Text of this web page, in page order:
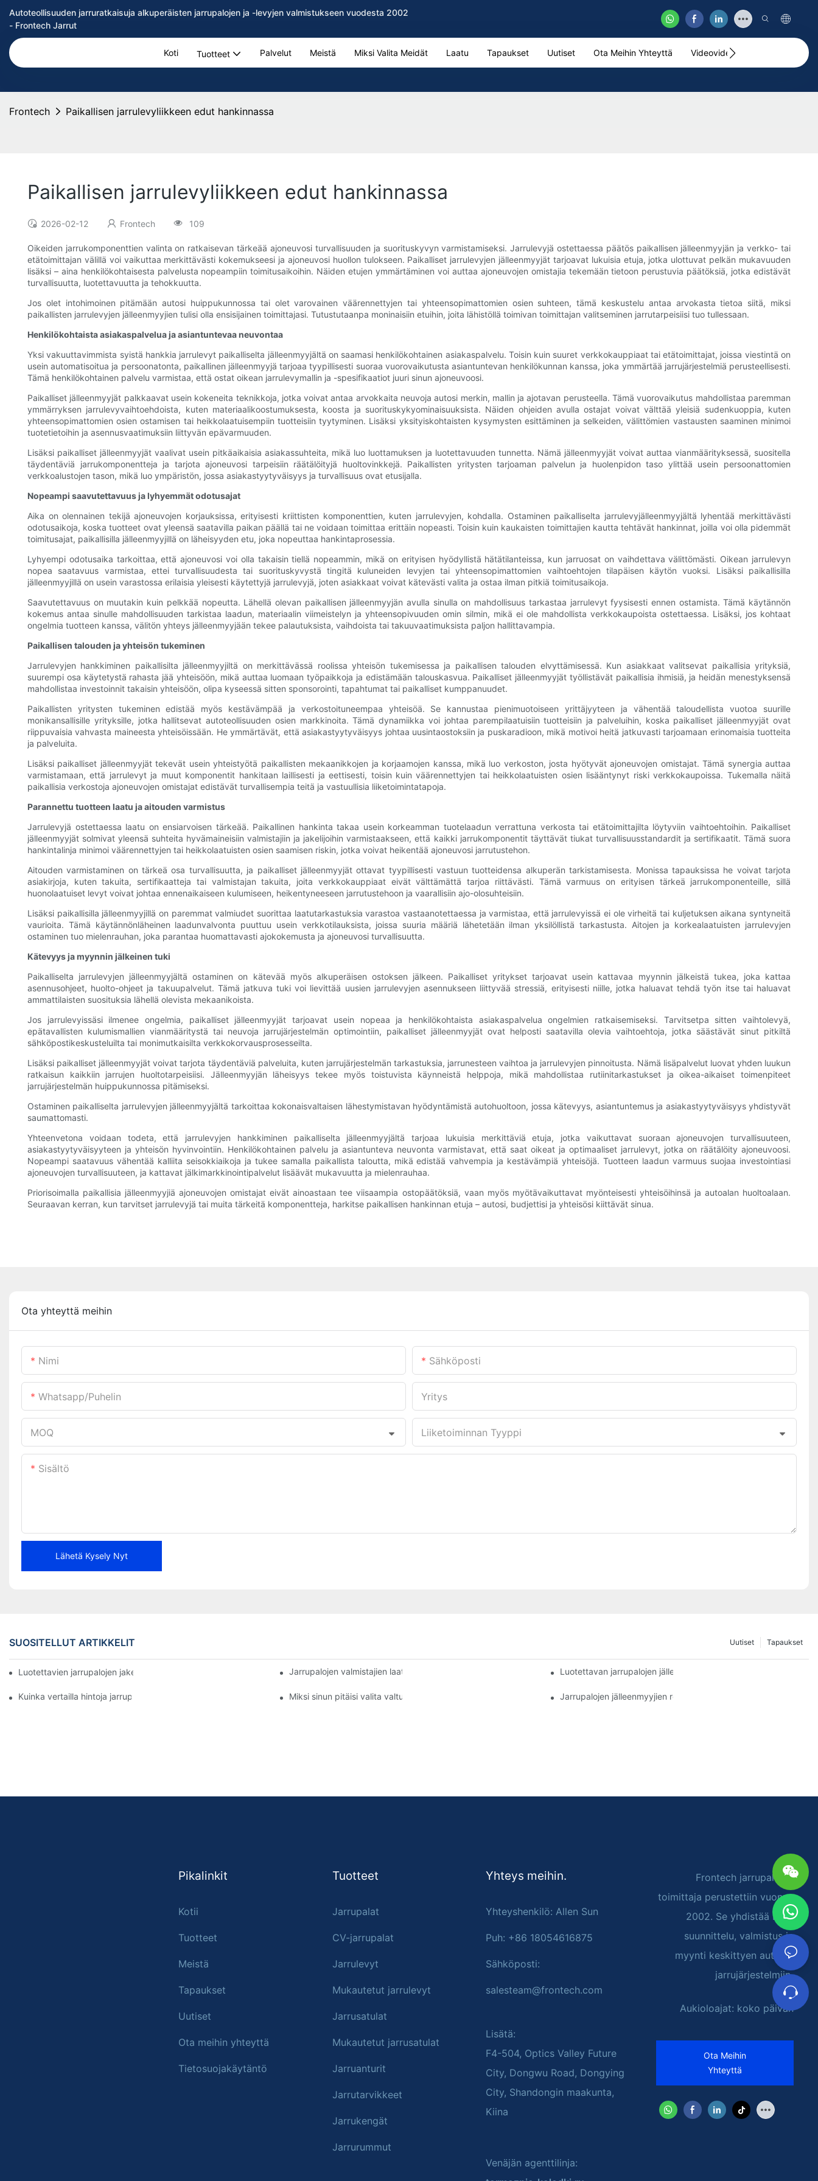
Autoteollisuuden jarruratkaisuja alkuperäisten jarrupalojen ja -levyjen valmistukseen vuodesta 2002
- Frontech Jarrut
Koti Tuotteet Palvelut Meistä Miksi Valita Meidät Laatu Tapaukset Uutiset Ota Meihin Yhteyttä Videovideo
Frontech Paikallisen jarrulevyliikkeen edut hankinnassa
Paikallisen jarrulevyliikkeen edut hankinnassa
2026-02-12 Frontech 109
Oikeiden jarrukomponenttien valinta on ratkaisevan tärkeää ajoneuvosi turvallisuuden ja suorituskyvyn varmistamiseksi. Jarrulevyjä ostettaessa päätös paikallisen jälleenmyyjän ja verkko- tai
etätoimittajan välillä voi vaikuttaa merkittävästi kokemukseesi ja ajoneuvosi huollon tulokseen. Paikalliset jarrulevyjen jälleenmyyjät tarjoavat lukuisia etuja, jotka ulottuvat pelkän mukavuuden
lisäksi – aina henkilökohtaisesta palvelusta nopeampiin toimitusaikoihin. Näiden etujen ymmärtäminen voi auttaa ajoneuvojen omistajia tekemään tietoon perustuvia päätöksiä, jotka edistävät
turvallisuutta, luotettavuutta ja tehokkuutta.
Jos olet intohimoinen pitämään autosi huippukunnossa tai olet varovainen väärennettyjen tai yhteensopimattomien osien suhteen, tämä keskustelu antaa arvokasta tietoa siitä, miksi
paikallisten jarrulevyjen jälleenmyyjien tulisi olla ensisijainen toimittajasi. Tutustutaanpa moninaisiin etuihin, joita lähistöllä toimivan toimittajan valitseminen jarrutarpeisiisi tuo tullessaan.
Henkilökohtaista asiakaspalvelua ja asiantuntevaa neuvontaa
Yksi vakuuttavimmista syistä hankkia jarrulevyt paikalliselta jälleenmyyjältä on saamasi henkilökohtainen asiakaspalvelu. Toisin kuin suuret verkkokauppiaat tai etätoimittajat, joissa viestintä on
usein automatisoitua ja persoonatonta, paikallinen jälleenmyyjä tarjoaa tyypillisesti suoraa vuorovaikutusta asiantuntevan henkilökunnan kanssa, joka ymmärtää jarrujärjestelmiä perusteellisesti.
Tämä henkilökohtainen palvelu varmistaa, että ostat oikean jarrulevymallin ja -spesifikaatiot juuri sinun ajoneuvoosi.
Paikalliset jälleenmyyjät palkkaavat usein kokeneita teknikkoja, jotka voivat antaa arvokkaita neuvoja autosi merkin, mallin ja ajotavan perusteella. Tämä vuorovaikutus mahdollistaa paremman
ymmärryksen jarrulevyvaihtoehdoista, kuten materiaalikoostumuksesta, koosta ja suorituskykyominaisuuksista. Näiden ohjeiden avulla ostajat voivat välttää yleisiä sudenkuoppia, kuten
yhteensopimattomien osien ostamisen tai heikkolaatuisempiin tuotteisiin tyytyminen. Lisäksi yksityiskohtaisten kysymysten esittäminen ja selkeiden, välittömien vastausten saaminen minimoi
tuotetietoihin ja asennusvaatimuksiin liittyvän epävarmuuden.
Lisäksi paikalliset jälleenmyyjät vaalivat usein pitkäaikaisia ​​asiakassuhteita, mikä luo luottamuksen ja luotettavuuden tunnetta. Nämä jälleenmyyjät voivat auttaa vianmäärityksessä, suositella
täydentäviä jarrukomponentteja ja tarjota ajoneuvosi tarpeisiin räätälöityjä huoltovinkkejä. Paikallisten yritysten tarjoaman palvelun ja huolenpidon taso ylittää usein persoonattomien
verkkoalustojen tason, mikä luo ympäristön, jossa asiakastyytyväisyys ja turvallisuus ovat etusijalla.
Nopeampi saavutettavuus ja lyhyemmät odotusajat
Aika on olennainen tekijä ajoneuvojen korjauksissa, erityisesti kriittisten komponenttien, kuten jarrulevyjen, kohdalla. Ostaminen paikalliselta jarrulevyjälleenmyyjältä lyhentää merkittävästi
odotusaikoja, koska tuotteet ovat yleensä saatavilla paikan päällä tai ne voidaan toimittaa erittäin nopeasti. Toisin kuin kaukaisten toimittajien kautta tehtävät hankinnat, joilla voi olla pidemmät
toimitusajat, paikallisilla jälleenmyyjillä on läheisyyden etu, joka nopeuttaa hankintaprosessia.
Lyhyempi odotusaika tarkoittaa, että ajoneuvosi voi olla takaisin tiellä nopeammin, mikä on erityisen hyödyllistä hätätilanteissa, kun jarruosat on vaihdettava välittömästi. Oikean jarrulevyn
nopea saatavuus varmistaa, ettei turvallisuudesta tai suorituskyvystä tingitä kuluneiden levyjen tai yhteensopimattomien vaihtoehtojen tilapäisen käytön vuoksi. Lisäksi paikallisilla
jälleenmyyjillä on usein varastossa erilaisia ​​​​yleisesti käytettyjä jarrulevyjä, joten asiakkaat voivat kätevästi valita ja ostaa ilman pitkiä toimitusaikoja.
Saavutettavuus on muutakin kuin pelkkää nopeutta. Lähellä olevan paikallisen jälleenmyyjän avulla sinulla on mahdollisuus tarkastaa jarrulevyt fyysisesti ennen ostamista. Tämä käytännön
kokemus antaa sinulle mahdollisuuden tarkistaa laadun, materiaalin viimeistelyn ja yhteensopivuuden omin silmin, mikä ei ole mahdollista verkkokaupoista ostettaessa. Lisäksi, jos kohtaat
ongelmia tuotteen kanssa, välitön yhteys jälleenmyyjään tekee palautuksista, vaihdoista tai takuuvaatimuksista paljon hallittavampia.
Paikallisen talouden ja yhteisön tukeminen
Jarrulevyjen hankkiminen paikallisilta jälleenmyyjiltä on merkittävässä roolissa yhteisön tukemisessa ja paikallisen talouden elvyttämisessä. Kun asiakkaat valitsevat paikallisia yrityksiä,
suurempi osa käytetystä rahasta jää yhteisöön, mikä auttaa luomaan työpaikkoja ja edistämään talouskasvua. Paikalliset jälleenmyyjät työllistävät paikallisia ihmisiä, ja heidän menestyksensä
mahdollistaa investoinnit takaisin yhteisöön, olipa kyseessä sitten sponsorointi, tapahtumat tai paikalliset kumppanuudet.
Paikallisten yritysten tukeminen edistää myös kestävämpää ja verkostoituneempaa yhteisöä. Se kannustaa pienimuotoiseen yrittäjyyteen ja vähentää taloudellista vuotoa suurille
monikansallisille yrityksille, jotka hallitsevat autoteollisuuden osien markkinoita. Tämä dynamiikka voi johtaa parempilaatuisiin tuotteisiin ja palveluihin, koska paikalliset jälleenmyyjät ovat
riippuvaisia ​​vahvasta maineesta yhteisöissään. He ymmärtävät, että asiakastyytyväisyys johtaa uusintaostoksiin ja puskaradioon, mikä motivoi heitä jatkuvasti tarjoamaan erinomaisia ​​tuotteita
ja palveluita.
Lisäksi paikalliset jälleenmyyjät tekevät usein yhteistyötä paikallisten mekaanikkojen ja korjaamojen kanssa, mikä luo verkoston, josta hyötyvät ajoneuvojen omistajat. Tämä synergia auttaa
varmistamaan, että jarrulevyt ja muut komponentit hankitaan laillisesti ja eettisesti, toisin kuin väärennettyjen tai heikkolaatuisten osien lisääntynyt riski verkkokaupoissa. Tukemalla näitä
paikallisia verkostoja ajoneuvojen omistajat edistävät turvallisempia teitä ja vastuullisia liiketoimintatapoja.
Parannettu tuotteen laatu ja aitouden varmistus
Jarrulevyjä ostettaessa laatu on ensiarvoisen tärkeää. Paikallinen hankinta takaa usein korkeamman tuotelaadun verrattuna verkosta tai etätoimittajilta löytyviin vaihtoehtoihin. Paikalliset
jälleenmyyjät solmivat yleensä suhteita hyvämaineisiin valmistajiin ja jakelijoihin varmistaakseen, että kaikki jarrukomponentit täyttävät tiukat turvallisuusstandardit ja sertifikaatit. Tämä suora
hankintalinja minimoi väärennettyjen tai heikkolaatuisten osien saamisen riskin, jotka voivat heikentää ajoneuvosi jarrutustehon.
Aitouden varmistaminen on tärkeä osa turvallisuutta, ja paikalliset jälleenmyyjät ottavat tyypillisesti vastuun tuotteidensa alkuperän tarkistamisesta. Monissa tapauksissa he voivat tarjota
asiakirjoja, kuten takuita, sertifikaatteja tai valmistajan takuita, joita verkkokauppiaat eivät välttämättä tarjoa riittävästi. Tämä varmuus on erityisen tärkeä jarrukomponenteille, sillä
huonolaatuiset levyt voivat johtaa ennenaikaiseen kulumiseen, heikentyneeseen jarrutustehoon ja vaarallisiin ajo-olosuhteisiin.
Lisäksi paikallisilla jälleenmyyjillä on paremmat valmiudet suorittaa laatutarkastuksia varastoa vastaanotettaessa ja varmistaa, että jarrulevyissä ei ole virheitä tai kuljetuksen aikana syntyneitä
vaurioita. Tämä käytännönläheinen laadunvalvonta puuttuu usein verkkotilauksista, joissa suuria määriä lähetetään ilman yksilöllistä tarkastusta. Aitojen ja korkealaatuisten jarrulevyjen
ostaminen tuo mielenrauhan, joka parantaa huomattavasti ajokokemusta ja ajoneuvosi turvallisuutta.
Kätevyys ja myynnin jälkeinen tuki
Paikalliselta jarrulevyjen jälleenmyyjältä ostaminen on kätevää myös alkuperäisen ostoksen jälkeen. Paikalliset yritykset tarjoavat usein kattavaa myynnin jälkeistä tukea, joka kattaa
asennusohjeet, huolto-ohjeet ja takuupalvelut. Tämä jatkuva tuki voi lievittää uusien jarrulevyjen asennukseen liittyvää stressiä, erityisesti niille, jotka haluavat tehdä työn itse tai haluavat
ammattilaisten suosituksia lähellä olevista mekaanikoista.
Jos jarrulevyissäsi ilmenee ongelmia, paikalliset jälleenmyyjät tarjoavat usein nopeaa ja henkilökohtaista asiakaspalvelua ongelmien ratkaisemiseksi. Tarvitsetpa sitten vaihtolevyä,
epätavallisten kulumismallien vianmääritystä tai neuvoja jarrujärjestelmän optimointiin, paikalliset jälleenmyyjät ovat helposti saatavilla olevia vaihtoehtoja, jotka säästävät sinut pitkiltä
sähköpostikeskusteluilta tai monimutkaisilta verkkokorvausprosesseilta.
Lisäksi paikalliset jälleenmyyjät voivat tarjota täydentäviä palveluita, kuten jarrujärjestelmän tarkastuksia, jarrunesteen vaihtoa ja jarrulevyjen pinnoitusta. Nämä lisäpalvelut luovat yhden luukun
ratkaisun kaikkiin jarrujen huoltotarpeisiisi. Jälleenmyyjän läheisyys tekee myös toistuvista käynneistä helppoja, mikä mahdollistaa rutiinitarkastukset ja oikea-aikaiset toimenpiteet
jarrujärjestelmän huippukunnossa pitämiseksi.
Ostaminen paikalliselta jarrulevyjen jälleenmyyjältä tarkoittaa kokonaisvaltaisen lähestymistavan hyödyntämistä autohuoltoon, jossa kätevyys, asiantuntemus ja asiakastyytyväisyys yhdistyvät
saumattomasti.
Yhteenvetona voidaan todeta, että jarrulevyjen hankkiminen paikalliselta jälleenmyyjältä tarjoaa lukuisia merkittäviä etuja, jotka vaikuttavat suoraan ajoneuvojen turvallisuuteen,
asiakastyytyväisyyteen ja yhteisön hyvinvointiin. Henkilökohtainen palvelu ja asiantunteva neuvonta varmistavat, että saat oikeat ja optimaaliset jarrulevyt, jotka on räätälöity ajoneuvoosi.
Nopeampi saatavuus vähentää kalliita seisokkiaikoja ja tukee samalla paikallista taloutta, mikä edistää vahvempia ja kestävämpiä yhteisöjä. Tuotteen laadun varmuus suojaa investointiasi
ajoneuvojen turvallisuuteen, ja kattavat jälkimarkkinointipalvelut lisäävät mukavuutta ja mielenrauhaa.
Priorisoimalla paikallisia jälleenmyyjiä ajoneuvojen omistajat eivät ainoastaan ​​tee viisaampia ostopäätöksiä, vaan myös myötävaikuttavat myönteisesti yhteisöihinsä ja autoalan huoltoalaan.
Seuraavan kerran, kun tarvitset jarrulevyjä tai muita tärkeitä komponentteja, harkitse paikallisen hankinnan etuja – autosi, budjettisi ja yhteisösi kiittävät sinua.
Ota yhteyttä meihin
Nimi Sähköposti
Whatsapp/puhelin Yritys
MOQ Liiketoiminnan Tyyppi
Sisältö
Lähetä Kysely Nyt
SUOSITELLUT ARTIKKELIT Tapaukset
Uutiset
Luotettavien jarrupalojen jakelijoiden löytäminen yrityksellesi Jarrupalojen valmistajien laatustandardien ymmärtäminen Luotettavan jarrupalojen jälleenmyyjän parhaat ominaisuudet
Kuinka vertailla hintoja jarrupalojen jälleenmyyjien välillä Miksi sinun pitäisi valita valtuutettu jarrupalojen jälleenmyyjä Jarrupalojen jälleenmyyjien rooli ajoneuvojen huollossa
Pikalinkit
Kotii
Tuotteet
Meistä
Tapaukset
Uutiset
Ota meihin yhteyttä
Tietosuojakäytäntö
Tuotteet
Jarrupalat
CV-jarrupalat
Jarrulevyt
Mukautetut jarrulevyt
Jarrusatulat
Mukautetut jarrusatulat
Jarruanturit
Jarrutarvikkeet
Jarrukengät
Jarrurummut
Yhteys meihin.
Yhteyshenkilö: Allen Sun
Puh: +86 18054616875
Sähköposti:
salesteam@frontech.com
Lisätä:
F4-504, Optics Valley Future
City, Dongwu Road, Dongying
City, Shandongin maakunta,
Kiina
Venäjän agenttilinja:
Frontech jarrupalojen
toimittaja perustettiin vuonna
2002. Se yhdistää R&D,
suunnittelu, valmistus ja
myynti keskittyen autojen
jarrujärjestelmiin
Aukioloajat: koko päivän
Ota Meihin
Yhteyttä